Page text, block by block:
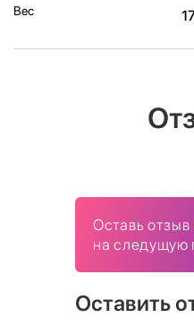
Вес
Оставь отзыв
на следущую
Оставить